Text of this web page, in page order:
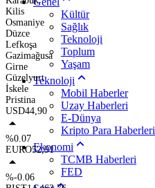
Kilis
Osmaniye
Düzce
Lefkoşa
Gazimağusa
Girne
Güzelyurt
İskele
Pristina
USD44,90
%0.07
EURO52,91
%-0.06
Kültür
Sağlık
Teknoloji
Toplum
Yaşam
Teknoloji
Mobil Haberler
Uzay Haberleri
E-Dünya
Kripto Para Haberleri
Ekonomi
TCMB Haberleri
FED